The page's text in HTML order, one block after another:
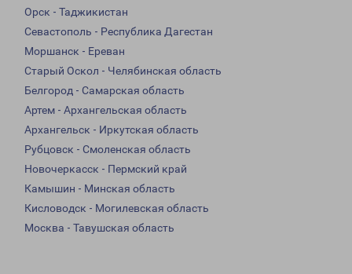
Орск - Таджикистан
Севастополь - Республика Дагестан
Моршанск - Ереван
Старый Оскол - Челябинская область
Белгород - Самарская область
Артем - Архангельская область
Архангельск - Иркутская область
Рубцовск - Смоленская область
Новочеркасск - Пермский край
Камышин - Минская область
Кисловодск - Могилевская область
Москва - Тавушская область